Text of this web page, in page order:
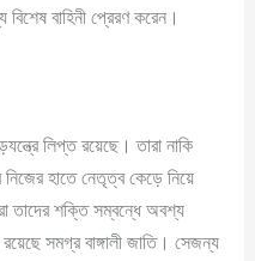
বাহিনী প্রেরণ করেন।
লিপ্ত রয়েছে। তারা নাকি
নিজের হাতে নেতৃত্ব কেড়ে নিয়ে
তাদের শক্তি সম্বন্ধে অবশ্য
সমগ্র বাঙ্গালী জাতি। সেজন্য